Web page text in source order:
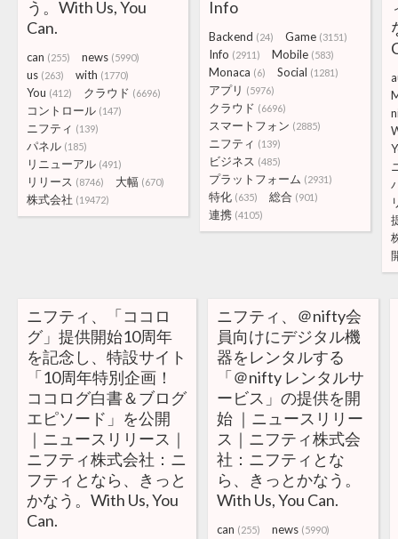
う。With Us, You
Can.
can (255) news (5990)
us (263) with (1770)
You (412) クラウド (6696)
コントロール (147)
ニフティ (139)
パネル (185)
リニューアル (491)
リリース (8746) 大幅 (670)
株式会社 (19472)
Info
Backend (24) Game (3151)
Info (2911) Mobile (583)
Monaca (6) Social (1281)
アプリ (5976)
クラウド (6696)
スマートフォン (2885)
ニフティ (139)
ビジネス (485)
プラットフォーム (2931)
特化 (635) 総合 (901)
連携 (4105)
ニフティ、「ココロ
グ」提供開始10周年
を記念し、特設サイト
「10周年特別企画！
ココログ白書＆ブログ
エピソード」を公開
｜ニュースリリース｜
ニフティ株式会社：ニ
フティとなら、きっと
かなう。With Us, You
Can.
ニフティ、＠nifty会
員向けにデジタル機
器をレンタルする
「＠nifty レンタルサ
ービス」の提供を開
始 ｜ニュースリリー
ス｜ニフティ株式会
社：ニフティとな
ら、きっとかなう。
With Us, You Can.
can (255) news (5990)